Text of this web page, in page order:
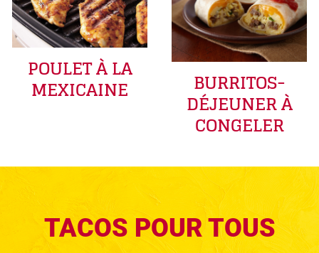
POULET À LA
MEXICAINE BURRITOS-
DÉJEUNER À
CONGELER
TACOS POUR TOUS